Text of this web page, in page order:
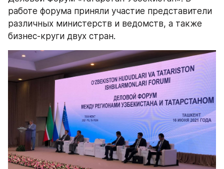
работе форума приняли участие представители
различных министерств и ведомств, а также
бизнес-круги двух стран.